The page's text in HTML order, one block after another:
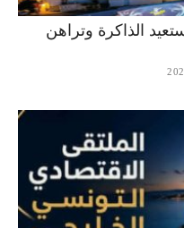
الذاكرة وتراهن